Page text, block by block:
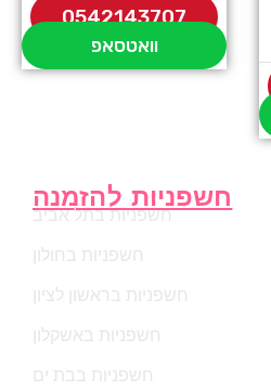
0542143707
וואטסאפ
חשפניות להזמנה
חשפניות בתל אביב
חשפניות בחולון
חשפניות בראשון לציון
חשפניות באשקלון
חשפניות בבת ים